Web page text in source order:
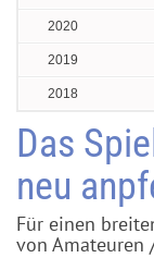
2020
2019
2018
Das
neu
Für einen
von Amateuren